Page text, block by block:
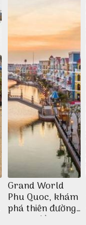
Grand World
Phu Quoc, khám
phá thiên đường
giải trí đầy sôi